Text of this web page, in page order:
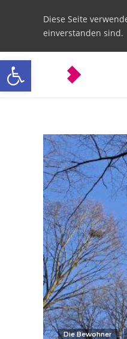
Open toolbar
Diese Seite
einverstanden sind.
Die Bewohner